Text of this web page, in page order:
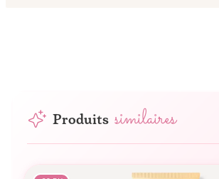
Produits similaires